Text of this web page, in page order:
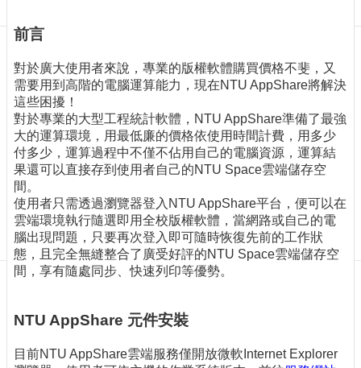
資
訊
訂
閱/
取
消
網
站
導
覽
最
新
消
息
於
們
前言
對於廣大使用者來說，專業的版權軟體購買價格不斐，又
需要用到高階的電腦運算能力，現在NTU AppShare將解決
這些困擾！
對於專業的大型工程統計軟體，NTU AppShare準備了最強
大的運算環境，用最低廉的價格依使用時間計費，用多少
付多少，運算過程中不僅不佔用自己的電腦資源，運算結
果還可以直接存到使用者自己的NTU Space雲端儲存空
間。
使用者只需透過瀏覽器登入NTU AppShare平台，便可以在
雲端環境執行隨選即用全校版權軟體，當網路或自己的電
腦出現問題，只要再次登入即可隨時恢復先前的工作狀
態，且完全無縫整合了廣受好評的NTU Space雲端儲存空
間，享有隨處同步、快速列印等優勢。
NTU AppShare 元件安裝
目前NTU AppShare雲端服務僅開放微軟Internet Explorer